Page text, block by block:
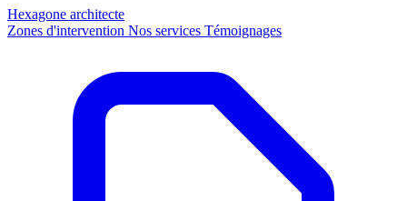
Hexagone architecte
Zones d'intervention Nos services Témoignages